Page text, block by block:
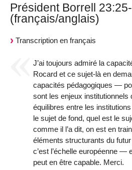
Président Borrell
(français/anglais)
Transcription en français
J’ai toujours admiré la
Rocard et ce sujet-là en
capacités pédagogiques —
sont les enjeux institutionnels
équilibres entre les
le sujet de fond, quel est le
comme il l’a dit, on est en
éléments structurants du
c’est l’échelle européenne
peut en être capable. Merci.